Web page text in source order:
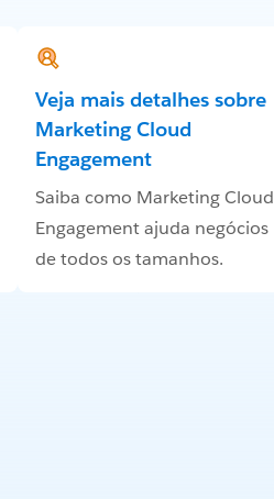
Veja mais detalhes sobre
Marketing Cloud
Engagement
Saiba como Marketing Cloud
Engagement ajuda negócios
de todos os tamanhos.